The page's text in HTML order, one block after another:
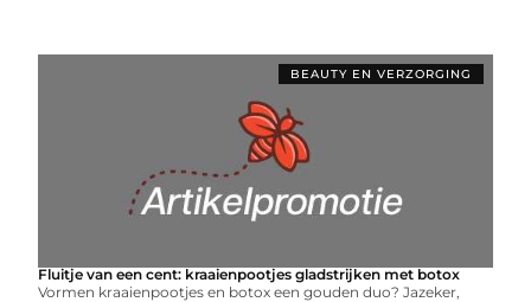
BEAUTY EN VERZORGING
Fluitje van een cent: kraaienpootjes gladstrijken met botox
Vormen kraaienpootjes en botox een gouden duo? Jazeker,